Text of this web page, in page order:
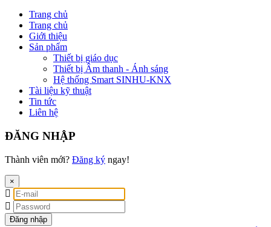
Trang chủ
Trang chủ
Giới thiệu
Sản phẩm
Thiết bị giáo dục
Thiết bị Âm thanh - Ánh sáng
Hệ thống Smart SINHU-KNX
Tài liệu kỹ thuật
Tin tức
Liên hệ
ĐĂNG NHẬP
Thành viên mới? Đăng ký ngay!
×
Đăng nhập